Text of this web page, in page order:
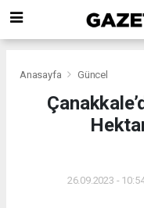
Anasayfa Güncel
26.09.2023 -